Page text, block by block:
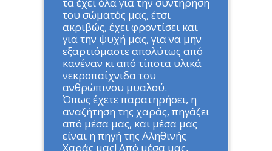
του σώματός μας, έτσι
ακριβώς, έχει φροντίσει και
για την ψυχή μας, για να μην
εξαρτιόμαστε απολύτως από
κανέναν κι από τίποτα υλικά
νεκροπαίχνιδα του
ανθρώπινου μυαλού.
Όπως έχετε παρατηρήσει, η
αναζήτηση της χαράς, πηγάζει
από μέσα μας, και μέσα μας
είναι η πηγή της Αληθινής
Χαράς μας! Από μέσα μας,